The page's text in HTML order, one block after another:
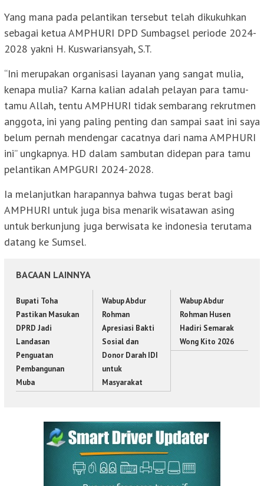
Yang mana pada pelantikan tersebut telah dikukuhkan
sebagai ketua AMPHURI DPD Sumbagsel periode 2024-
2028 yakni H. Kuswariansyah, S.T.
“Ini merupakan organisasi layanan yang sangat mulia,
kenapa mulia? Karna kalian adalah pelayan para tamu-
tamu Allah, tentu AMPHURI tidak sembarang rekrutmen
anggota, ini yang paling penting dan sampai saat ini saya
belum pernah mendengar cacatnya dari nama AMPHURI
ini” ungkapnya. HD dalam sambutan didepan para tamu
pelantikan AMPGURI 2024-2028.
Ia melanjutkan harapannya bahwa tugas berat bagi
AMPHURI untuk juga bisa menarik wisatawan asing
untuk berkunjung juga berwisata ke indonesia terutama
datang ke Sumsel.
BACAAN LAINNYA
Bupati Toha
Pastikan Masukan
DPRD Jadi
Landasan
Penguatan
Pembangunan
Muba
Wabup Abdur
Rohman
Apresiasi Bakti
Sosial dan
Donor Darah IDI
untuk
Masyarakat
Wabup Abdur
Rohman Husen
Hadiri Semarak
Wong Kito 2026